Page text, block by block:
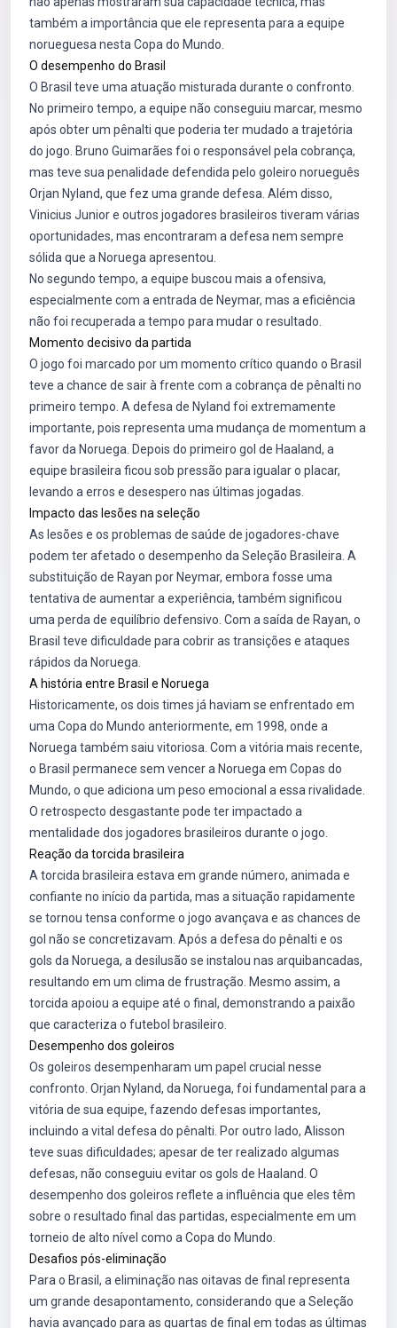
também a importância que ele representa para a equipe
norueguesa nesta Copa do Mundo.
O desempenho do Brasil
O Brasil teve uma atuação misturada durante o confronto.
No primeiro tempo, a equipe não conseguiu marcar, mesmo
após obter um pênalti que poderia ter mudado a trajetória
do jogo. Bruno Guimarães foi o responsável pela cobrança,
mas teve sua penalidade defendida pelo goleiro norueguês
Orjan Nyland, que fez uma grande defesa. Além disso,
Vinicius Junior e outros jogadores brasileiros tiveram várias
oportunidades, mas encontraram a defesa nem sempre
sólida que a Noruega apresentou.
No segundo tempo, a equipe buscou mais a ofensiva,
especialmente com a entrada de Neymar, mas a eficiência
não foi recuperada a tempo para mudar o resultado.
Momento decisivo da partida
O jogo foi marcado por um momento crítico quando o Brasil
teve a chance de sair à frente com a cobrança de pênalti no
primeiro tempo. A defesa de Nyland foi extremamente
importante, pois representa uma mudança de momentum a
favor da Noruega. Depois do primeiro gol de Haaland, a
equipe brasileira ficou sob pressão para igualar o placar,
levando a erros e desespero nas últimas jogadas.
Impacto das lesões na seleção
As lesões e os problemas de saúde de jogadores-chave
podem ter afetado o desempenho da Seleção Brasileira. A
substituição de Rayan por Neymar, embora fosse uma
tentativa de aumentar a experiência, também significou
uma perda de equilíbrio defensivo. Com a saída de Rayan, o
Brasil teve dificuldade para cobrir as transições e ataques
rápidos da Noruega.
A história entre Brasil e Noruega
Historicamente, os dois times já haviam se enfrentado em
uma Copa do Mundo anteriormente, em 1998, onde a
Noruega também saiu vitoriosa. Com a vitória mais recente,
o Brasil permanece sem vencer a Noruega em Copas do
Mundo, o que adiciona um peso emocional a essa rivalidade.
O retrospecto desgastante pode ter impactado a
mentalidade dos jogadores brasileiros durante o jogo.
Reação da torcida brasileira
A torcida brasileira estava em grande número, animada e
confiante no início da partida, mas a situação rapidamente
se tornou tensa conforme o jogo avançava e as chances de
gol não se concretizavam. Após a defesa do pênalti e os
gols da Noruega, a desilusão se instalou nas arquibancadas,
resultando em um clima de frustração. Mesmo assim, a
torcida apoiou a equipe até o final, demonstrando a paixão
que caracteriza o futebol brasileiro.
Desempenho dos goleiros
Os goleiros desempenharam um papel crucial nesse
confronto. Orjan Nyland, da Noruega, foi fundamental para a
vitória de sua equipe, fazendo defesas importantes,
incluindo a vital defesa do pênalti. Por outro lado, Alisson
teve suas dificuldades; apesar de ter realizado algumas
defesas, não conseguiu evitar os gols de Haaland. O
desempenho dos goleiros reflete a influência que eles têm
sobre o resultado final das partidas, especialmente em um
torneio de alto nível como a Copa do Mundo.
Desafios pós-eliminação
Para o Brasil, a eliminação nas oitavas de final representa
um grande desapontamento, considerando que a Seleção
havia avançado para as quartas de final em todas as últimas